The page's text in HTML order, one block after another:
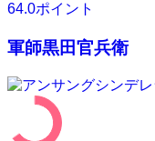
64.0ポイント
軍師黒田官兵衛